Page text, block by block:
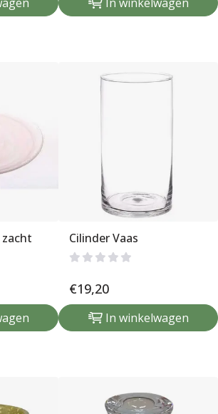
Cilinder Vaas
€19,20
In winkelwagen